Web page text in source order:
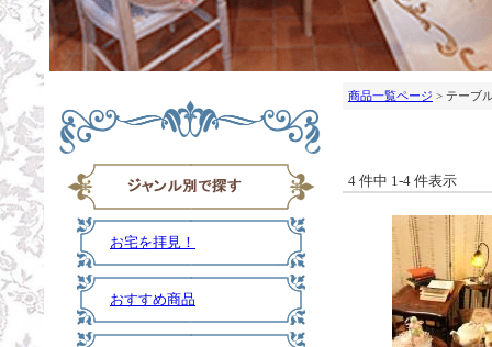
お宅を拝見！
おすすめ商品
商品一覧ページ > テーブ
4 件中 1-4 件表示